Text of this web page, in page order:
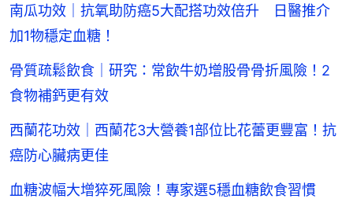
南瓜功效｜抗氧助防癌5大配搭功效倍升 日醫推介
加1物穩定血糖！
骨質疏鬆飲食｜研究：常飲牛奶增股骨骨折風險！2
食物補鈣更有效
西蘭花功效｜西蘭花3大營養1部位比花蕾更豐富！抗
癌防心臟病更佳
血糖波幅大增猝死風險！專家選5穩血糖飲食習慣